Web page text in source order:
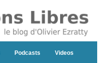
Podcasts Videos